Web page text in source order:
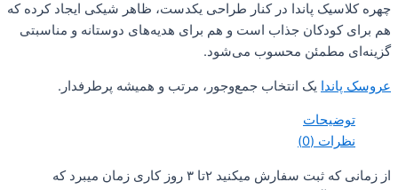
پاندا در کنار طراحی یکدست، ظاهر شیکی ایجاد کرده که
جذاب است و هم برای هدیه‌های دوستانه و مناسبتی
محسوب می‌شود.
یک انتخاب جمع‌وجور، مرتب و همیشه پرطرفدار.
از زمانی که ثبت سفارش میکنید ۲تا ۳ روز کاری زمان میبرد که